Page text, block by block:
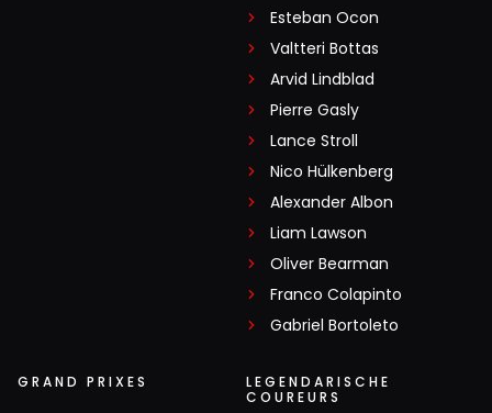
Esteban Ocon
Valtteri Bottas
Arvid Lindblad
Pierre Gasly
Lance Stroll
Nico Hülkenberg
Alexander Albon
Liam Lawson
Oliver Bearman
Franco Colapinto
Gabriel Bortoleto
GRAND PRIXES
LEGENDARISCHE
COUREURS